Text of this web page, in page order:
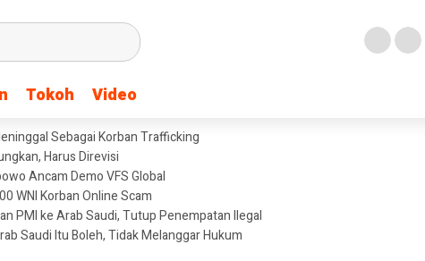
Tokoh Video
Tokoh Video
Sebagai Korban Trafficking
Harus Direvisi
Ancam Demo VFS Global
WNI Korban Online Scam
PMI ke Arab Saudi, Tutup Penempatan Ilegal
Saudi Itu Boleh, Tidak Melanggar Hukum